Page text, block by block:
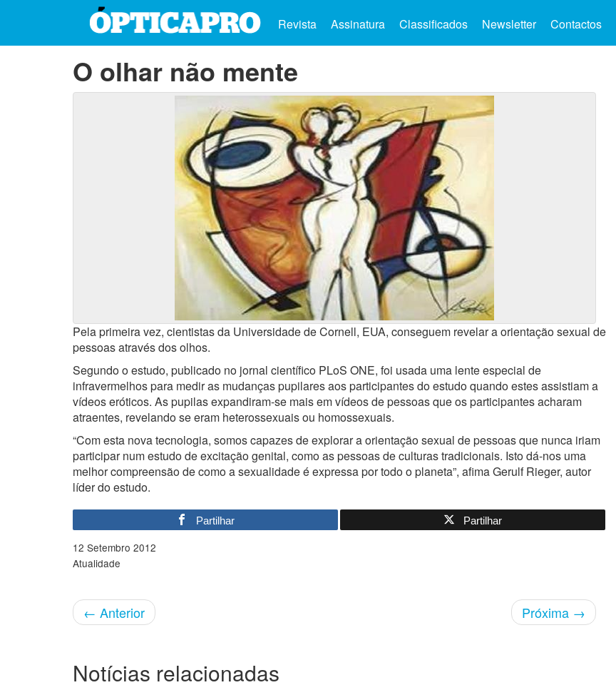
Revista Assinatura Classificados Newsletter Contactos
O olhar não mente
Pela primeira vez, cientistas da Universidade de Cornell, EUA, conseguem revelar a orientação sexual de
pessoas através dos olhos.
Segundo o estudo, publicado no jornal científico PLoS ONE, foi usada uma lente especial de
infravermelhos para medir as mudanças pupilares aos participantes do estudo quando estes assistiam a
vídeos eróticos. As pupilas expandiram-se mais em vídeos de pessoas que os participantes acharam
atraentes, revelando se eram heterossexuais ou homossexuais.
“Com esta nova tecnologia, somos capazes de explorar a orientação sexual de pessoas que nunca iriam
participar num estudo de excitação genital, como as pessoas de culturas tradicionais. Isto dá-nos uma
melhor compreensão de como a sexualidade é expressa por todo o planeta”, afima Gerulf Rieger, autor
líder do estudo.
Partilhar Partilhar
12 Setembro 2012
Atualidade
← Anterior Próxima →
Notícias relacionadas